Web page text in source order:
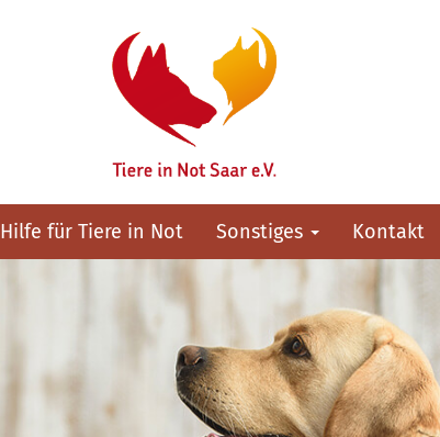
Hilfe für Tiere in Not Sonstiges Kontakt